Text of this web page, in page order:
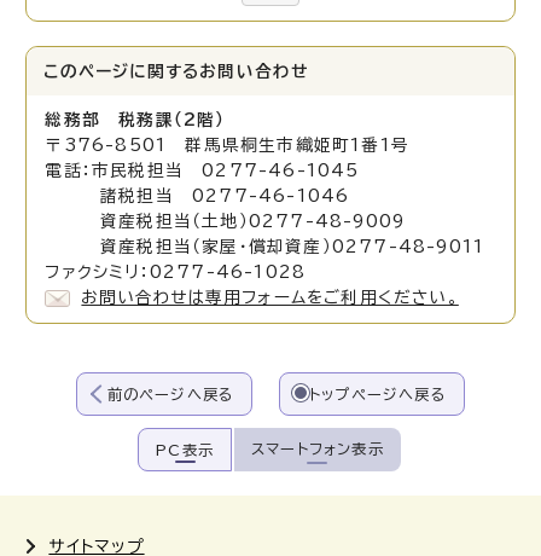
このページに関する お問い合わせ
総務部 税務課（2階）
〒376-8501 群馬県桐生市織姫町1番1号
電話：市民税担当 0277-46-1045
諸税担当 0277-46-1046
資産税担当（土地）0277-48-9009
資産税担当（家屋・償却資産）0277-48-9011
ファクシミリ：0277-46-1028
お問い合わせは専用フォームをご利用ください。
前のページへ戻る トップページへ戻る
PC表示 スマートフォン表示
サイトマップ